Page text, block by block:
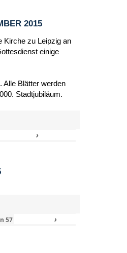
2015
Kirche zu Leipzig an
einige
Alle Blätter werden
Stadtjubiläum.
›
57 ›